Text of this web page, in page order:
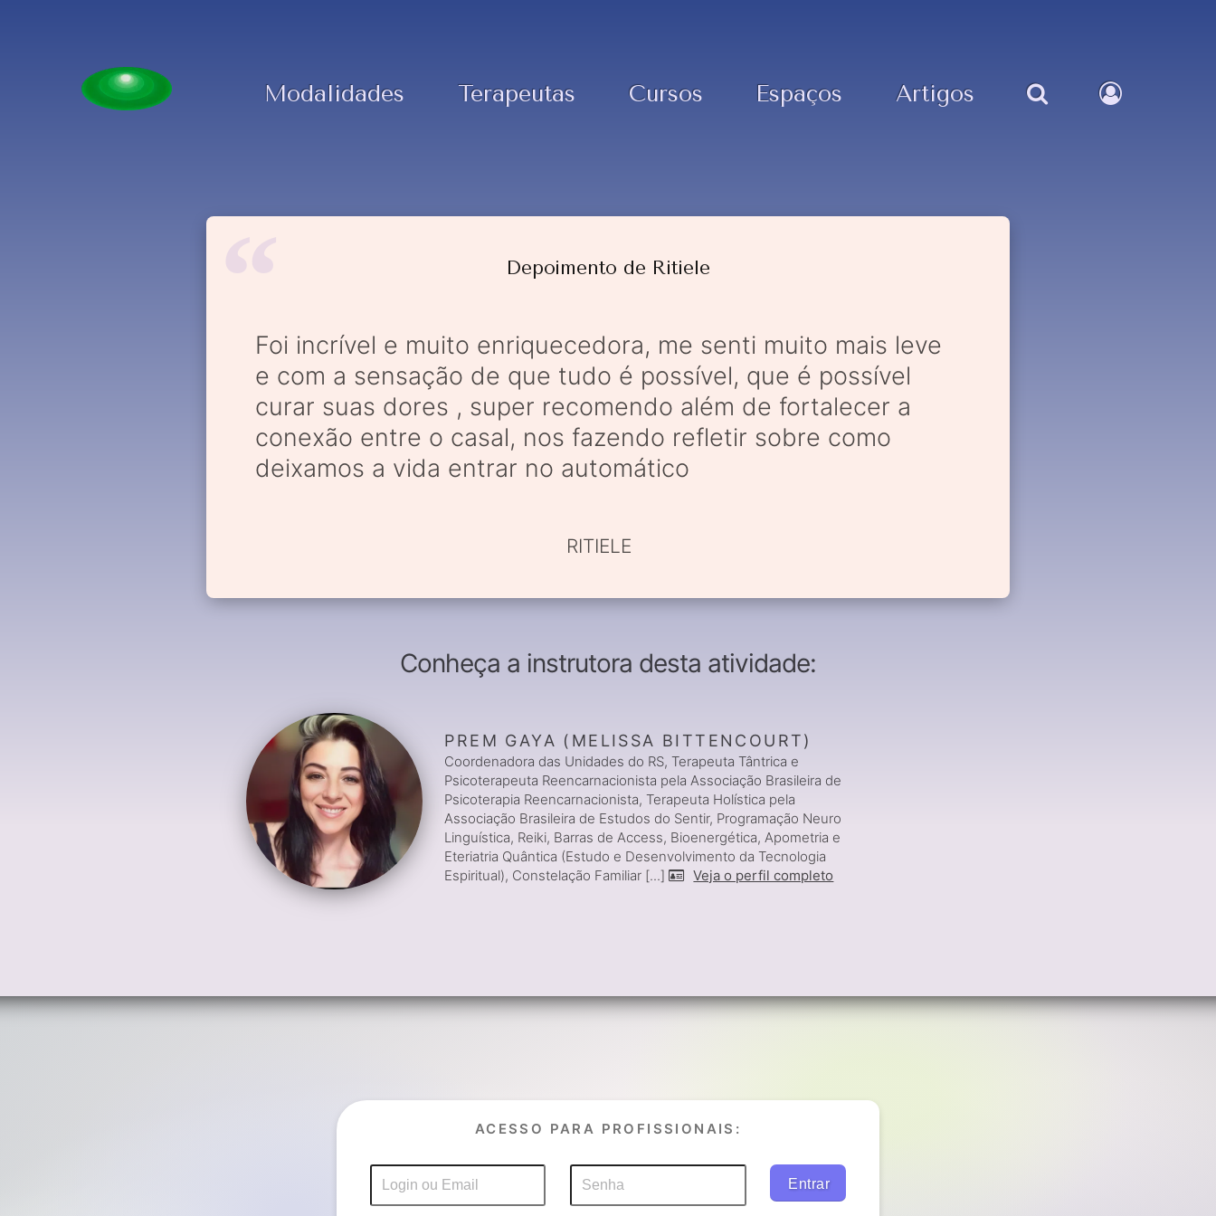
Modalidades Terapeutas Cursos Espaços Artigos
Depoimento de Ritiele
Foi incrível e muito enriquecedora, me senti muito mais leve
e com a sensação de que tudo é possível, que é possível
curar suas dores , super recomendo além de fortalecer a
conexão entre o casal, nos fazendo refletir sobre como
deixamos a vida entrar no automático
RITIELE
Conheça a instrutora desta atividade:
PREM GAYA (MELISSA BITTENCOURT)
Coordenadora das Unidades do RS, Terapeuta Tântrica e
Psicoterapeuta Reencarnacionista pela Associação Brasileira de
Psicoterapia Reencarnacionista, Terapeuta Holística pela
Associação Brasileira de Estudos do Sentir, Programação Neuro
Linguística, Reiki, Barras de Access, Bioenergética, Apometria e
Eteriatria Quântica (Estudo e Desenvolvimento da Tecnologia
Espiritual), Constelação Familiar [...]
Veja o perfil completo
ACESSO PARA PROFISSIONAIS: